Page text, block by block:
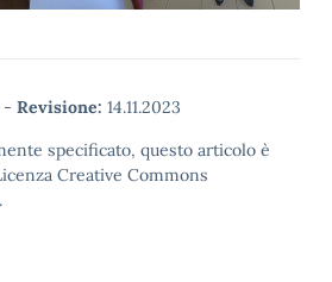
- Revisione: 14.11.2023
specificato, questo articolo è
Creative Commons